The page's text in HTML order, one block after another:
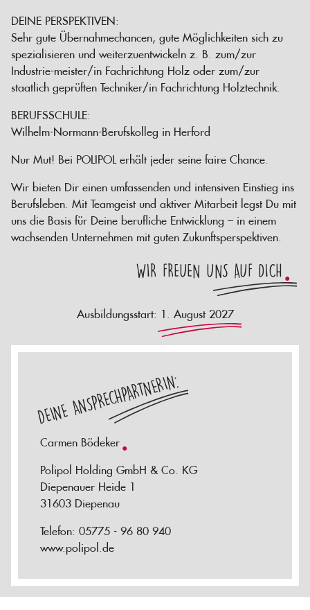
DEINE PERSPEKTIVEN:
Sehr gute Übernahmechancen, gute Möglichkeiten sich zu
spezialisieren und weiterzuentwickeln z. B. zum/zur
Industrie-meister/in Fachrichtung Holz oder zum/zur
staatlich geprüften Techniker/in Fachrichtung Holztechnik.
BERUFSSCHULE:
Wilhelm-Normann-Berufskolleg in Herford
Nur Mut! Bei POLIPOL erhält jeder seine faire Chance.
DEINE ANSPRECHPARTNERIN:
Carmen Bödeker
Polipol Holding GmbH & Co. KG
Diepenauer Heide 1
31603 Diepenau
Telefon: 05775 - 96 80 940
www.polipol.de
Wir bieten Dir einen umfassenden und intensiven Einstieg ins
Berufsleben. Mit Teamgeist und aktiver Mitarbeit legst Du mit
uns die Basis für Deine berufliche Entwicklung – in einem
wachsenden Unternehmen mit guten Zukunftsperspektiven.
WIR FREUEN UNS AUF DICH
Ausbildungsstart: 1. August 2027